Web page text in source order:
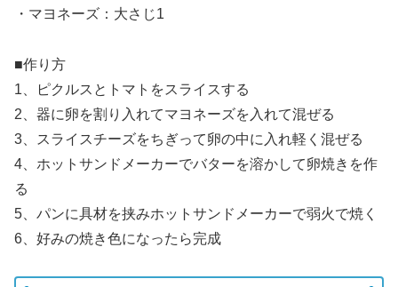
・マヨネーズ：大さじ1
■作り方
1、ピクルスとトマトをスライスする
2、器に卵を割り入れてマヨネーズを入れて混ぜる
3、スライスチーズをちぎって卵の中に入れ軽く混ぜる
4、ホットサンドメーカーでバターを溶かして卵焼きを作
る
5、パンに具材を挟みホットサンドメーカーで弱火で焼く
6、好みの焼き色になったら完成